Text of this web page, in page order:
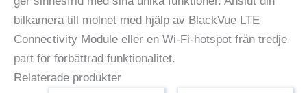
bilkamera till molnet med hjälp av BlackVue LTE
Connectivity Module eller en Wi-Fi-hotspot från tredje
part för förbättrad funktionalitet.
Relaterade produkter